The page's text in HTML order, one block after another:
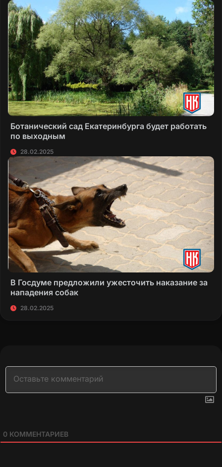
Ботанический сад Екатеринбурга будет работать
по выходным
28.02.2025
В Госдуме предложили ужесточить наказание за
нападения собак
28.02.2025
0 КОММЕНТАРИЕВ